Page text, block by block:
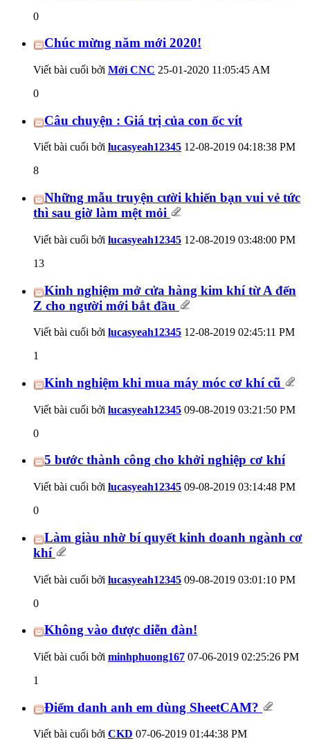
0
Chúc mừng năm mới 2020!
Viết bài cuối bởi Mới CNC 25-01-2020 11:05:45 AM
0
Câu chuyện : Giá trị của con ốc vít
Viết bài cuối bởi lucasyeah12345 12-08-2019 04:18:38 PM
8
Những mẫu truyện cười khiến bạn vui vẻ tức
thì sau giờ làm mệt mỏi
Viết bài cuối bởi lucasyeah12345 12-08-2019 03:48:00 PM
13
Kinh nghiệm mở cửa hàng kim khí từ A đến
Z cho người mới bắt đầu
Viết bài cuối bởi lucasyeah12345 12-08-2019 02:45:11 PM
1
Kinh nghiệm khi mua máy móc cơ khí cũ
Viết bài cuối bởi lucasyeah12345 09-08-2019 03:21:50 PM
0
5 bước thành công cho khởi nghiệp cơ khí
Viết bài cuối bởi lucasyeah12345 09-08-2019 03:14:48 PM
0
Làm giàu nhờ bí quyết kinh doanh ngành cơ
khí
Viết bài cuối bởi lucasyeah12345 09-08-2019 03:01:10 PM
0
Không vào được diễn đàn!
Viết bài cuối bởi minhphuong167 07-06-2019 02:25:26 PM
1
Điểm danh anh em dùng SheetCAM?
Viết bài cuối bởi CKD 07-06-2019 01:44:38 PM